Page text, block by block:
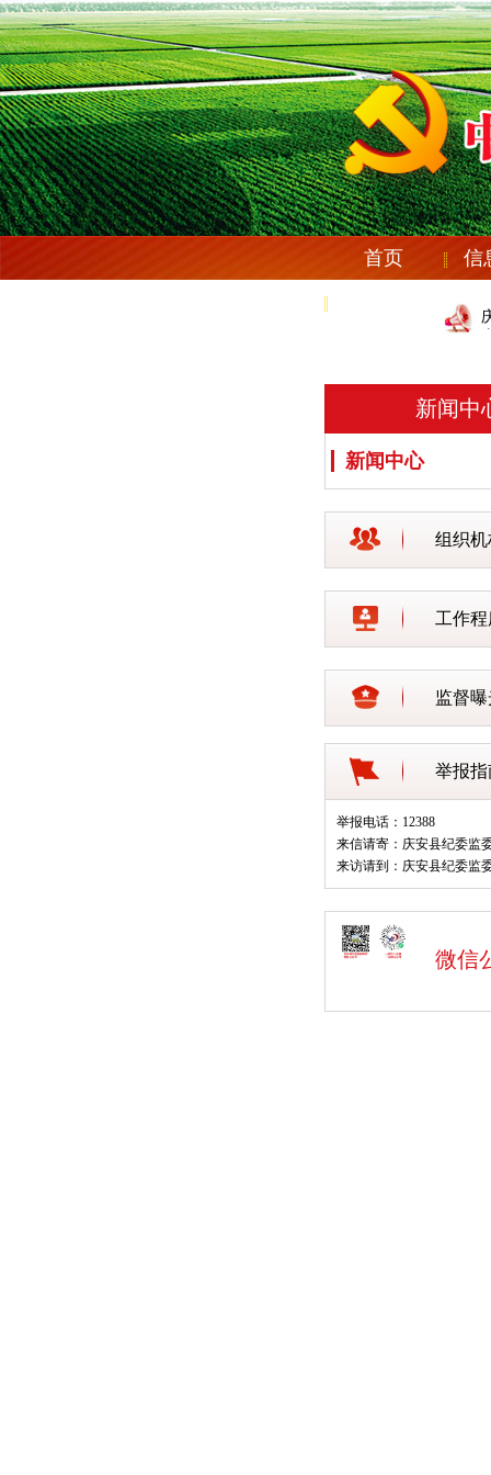
首页
信
新闻中
新闻中心
组织机
工作
监督
举报指
举报电话：12388
来信请寄：庆安县纪委监
来访请到：庆安县纪委监
微信